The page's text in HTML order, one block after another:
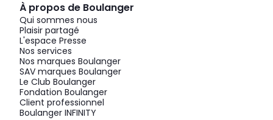
À propos de Boulanger
Qui sommes nous
Plaisir partagé
L'espace Presse
Nos services
Nos marques Boulanger
SAV marques Boulanger
Le Club Boulanger
Fondation Boulanger
Client professionnel
Boulanger INFINITY